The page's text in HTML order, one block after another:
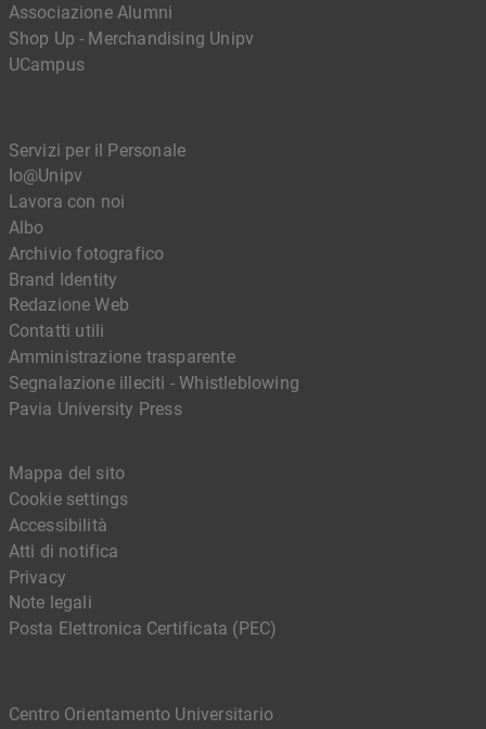
Associazione Alumni
Shop Up - Merchandising Unipv
UCampus
Servizi per il Personale
Io@Unipv
Lavora con noi
Albo
Archivio fotografico
Brand Identity
Redazione Web
Contatti utili
Amministrazione trasparente
Segnalazione illeciti - Whistleblowing
Pavia University Press
Centro Orientamento Universitario
Mappa del sito
Cookie settings
Accessibilità
Atti di notifica
Privacy
Note legali
Posta Elettronica Certificata (PEC)